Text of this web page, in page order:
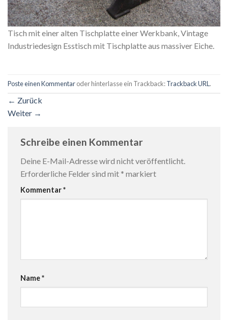
Tisch mit einer alten Tischplatte einer Werkbank, Vintage
Industriedesign Esstisch mit Tischplatte aus massiver Eiche.
Poste einen Kommentaroder hinterlasse ein Trackback:Trackback URL .
← Zurück
Weiter →
Schreibe einen Kommentar
Deine E-Mail-Adresse wird nicht veröffentlicht.
Erforderliche Felder sind mit * markiert
Kommentar*
Name*